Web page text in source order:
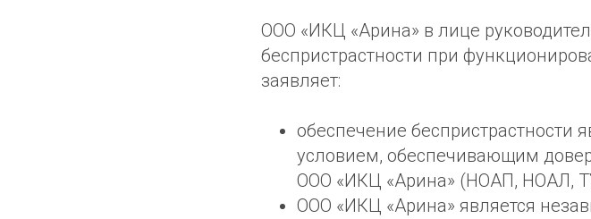
ООО «ИКЦ «Арина» в лице
беспристрастности при
заявляет:
обеспечение
условием, обеспечивающим
ООО «ИКЦ «Арина» (НОАП, НОАЛ,
ООО «ИКЦ «Арина» является